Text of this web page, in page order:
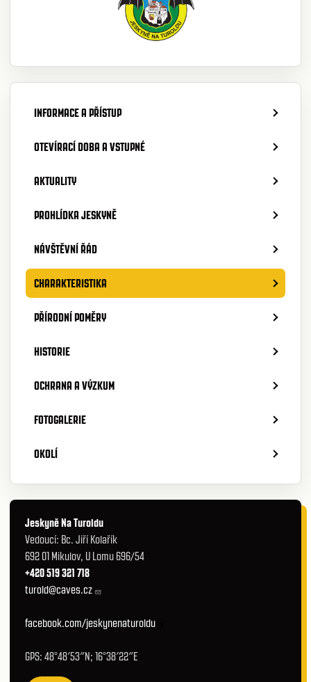
INFORMACE A PŘÍSTUP
OTEVÍRACÍ DOBA A VSTUPNÉ
AKTUALITY
PROHLÍDKA JESKYNĚ
NÁVŠTĚVNÍ ŘÁD
CHARAKTERISTIKA
PŘÍRODNÍ POMĚRY
HISTORIE
OCHRANA A VÝZKUM
FOTOGALERIE
OKOLÍ
Jeskyně Na Turoldu
Vedoucí: Bc. Jiří Kolařík
692 01 Mikulov, U Lomu 696/54
+420 519 321 718
turold@caves.cz
facebook.com/jeskynenaturoldu
GPS: 48°48′53″N; 16°38′22″E